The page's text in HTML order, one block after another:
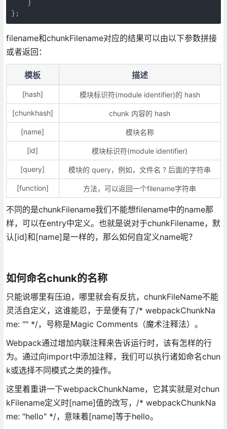
    }
};
filename和chunkFilename对应的结果可以由以下参数拼接
或者返回：
模板 描述
[hash] 模块标识符(module identifier)的 hash
[chunkhash] chunk 内容的 hash
[name] 模块名称
[id] 模块标识符(module identifier)
[query] 模块的 query，例如，文件名 ? 后面的字符串
[function] 方法，可以返回一个filename字符串
不同的是chunkFilename我们不能想filename中的name那
样，可以在entry中定义。也就是说对于chunkFilename，默
认[id]和[name]是一样的，那么如何自定义name呢？
如何命名chunk的名称
只能说哪里有压迫，哪里就会有反抗，chunkFileName不能
灵活自定义，这谁能忍，于是便有了/* webpackChunkNa
me: "" */，号称是Magic Comments（魔术注释法）。
Webpack通过增加内联注释来告诉运行时，该有怎样的行
为。通过向import中添加注释，我们可以执行诸如命名chun
k或选择不同模式之类的操作。
这里着重讲一下webpackChunkName，它其实就是对chun
kFilename定义时[name]值的改写，/* webpackChunkNa
me: "hello" */，意味着[name]等于hello。